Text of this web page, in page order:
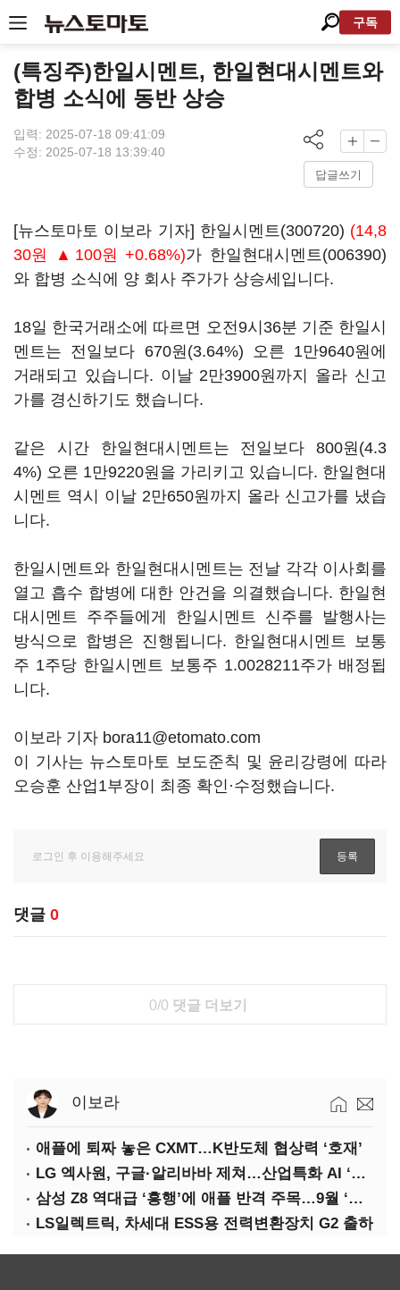
구독
(특징주)한일시멘트, 한일현대시멘트와
합병 소식에 동반 상승
입력: 2025-07-18 09:41:09
수정: 2025-07-18 13:39:40
답글쓰기
[뉴스토마토 이보라 기자] 한일시멘트(300720) (14,8
30원 ▲100원 +0.68%)가 한일현대시멘트(006390)
와 합병 소식에 양 회사 주가가 상승세입니다.
18일 한국거래소에 따르면 오전9시36분 기준 한일시
멘트는 전일보다 670원(3.64%) 오른 1만9640원에
거래되고 있습니다. 이날 2만3900원까지 올라 신고
가를 경신하기도 했습니다.
같은 시간 한일현대시멘트는 전일보다 800원(4.3
4%) 오른 1만9220원을 가리키고 있습니다. 한일현대
시멘트 역시 이날 2만650원까지 올라 신고가를 냈습
니다.
한일시멘트와 한일현대시멘트는 전날 각각 이사회를
열고 흡수 합병에 대한 안건을 의결했습니다. 한일현
대시멘트 주주들에게 한일시멘트 신주를 발행사는
방식으로 합병은 진행됩니다. 한일현대시멘트 보통
주 1주당 한일시멘트 보통주 1.0028211주가 배정됩
니다.
이보라 기자 bora11@etomato.com
이 기사는 뉴스토마토 보도준칙 및 윤리강령에 따라
오승훈 산업1부장이 최종 확인·수정했습니다.
댓글 0
0/0 댓글 더보기
이보라
애플에 퇴짜 놓은 CXMT…K반도체 협상력 ‘호재’
LG 엑사원, 구글·알리바바 제쳐…산업특화 AI ‘속도’
삼성 Z8 역대급 ‘흥행’에 애플 반격 주목…9월 ‘폴더블 대전’
LS일렉트릭, 차세대 ESS용 전력변환장치 G2 출하